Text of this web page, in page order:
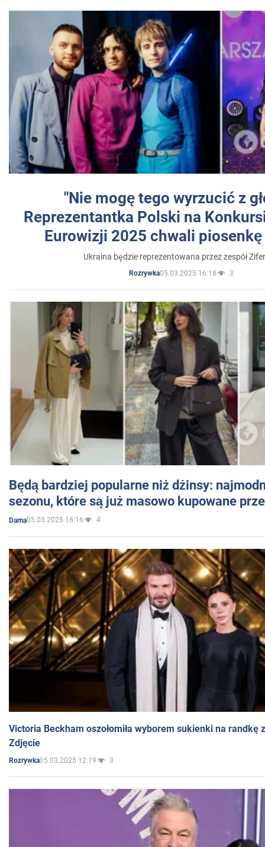
"Nie mogę tego wyrzucić z
Reprezentantka Polski na
Eurowizji 2025 chwali
Ukraina będzie reprezentowana przez zespół
Rozrywka05.03.2025 16:18 3
Będą bardziej popularne niż dżinsy:
sezonu, które są już masowo kupowane
Dama05.03.2025 16:16 4
Victoria Beckham oszołomiła wyborem sukienki na randkę
Zdjęcie
Rozrywka05.03.2025 12:19 3